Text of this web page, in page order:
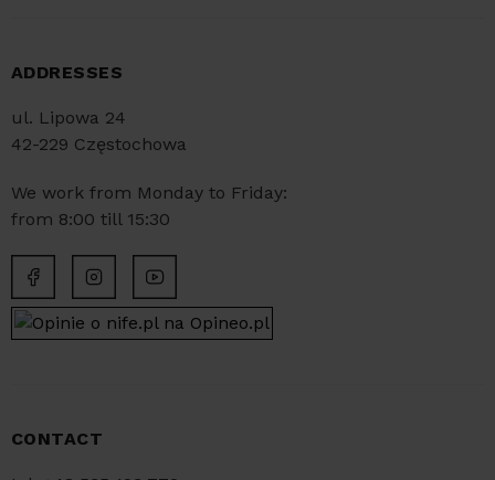
ADDRESSES
ul. Lipowa 24
42-229 Częstochowa
We work from Monday to Friday:
from 8:00 till 15:30
CONTACT